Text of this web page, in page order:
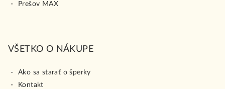
Prešov MAX
VŠETKO O NÁKUPE
Ako sa starať o šperky
Kontakt